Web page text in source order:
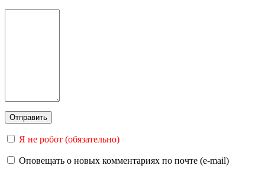
Я не робот (обязательно)
Оповещать о новых комментариях по почте (e-mail)